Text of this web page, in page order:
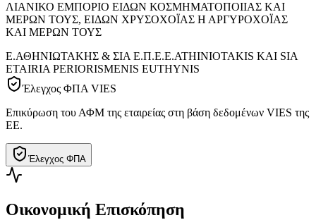
ΛΙΑΝΙΚΟ ΕΜΠΟΡΙΟ ΕΙΔΩΝ ΚΟΣΜΗΜΑΤΟΠΟΙΙΑΣ ΚΑΙ
ΜΕΡΩΝ ΤΟΥΣ, ΕΙΔΩΝ ΧΡΥΣΟΧΟΪΑΣ Η ΑΡΓΥΡΟΧΟΪΑΣ
ΚΑΙ ΜΕΡΩΝ ΤΟΥΣ
Ε.ΑΘΗΝΙΩΤΑΚΗΣ & ΣΙΑ Ε.Π.Ε.E.ATHINIOTAKIS KAI SIA
ETAIRIA PERIORISMENIS EUTHYNIS
Έλεγχος ΦΠΑ VIES
Επικύρωση του ΑΦΜ της εταιρείας στη βάση δεδομένων VIES της
ΕΕ.
Έλεγχος ΦΠΑ
Οικονομική Επισκόπηση